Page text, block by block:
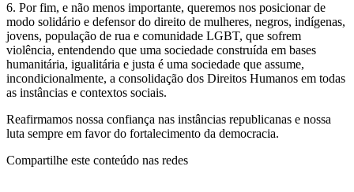
6. Por fim, e não menos importante, queremos nos posicionar de
modo solidário e defensor do direito de mulheres, negros, indígenas,
jovens, população de rua e comunidade LGBT, que sofrem
violência, entendendo que uma sociedade construída em bases
humanitária, igualitária e justa é uma sociedade que assume,
incondicionalmente, a consolidação dos Direitos Humanos em todas
as instâncias e contextos sociais.
Reafirmamos nossa confiança nas instâncias republicanas e nossa
luta sempre em favor do fortalecimento da democracia.
Compartilhe este conteúdo nas redes